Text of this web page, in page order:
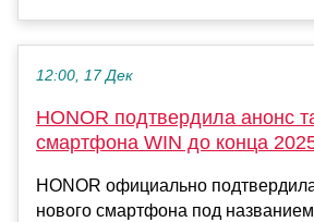
12:00, 17 Дек
HONOR подтвердила анонс
смартфона WIN до конца
HONOR официально
нового смартфона под